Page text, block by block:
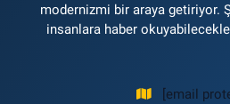
modernizmi bir araya getiriyor.
insanlara haber
[email